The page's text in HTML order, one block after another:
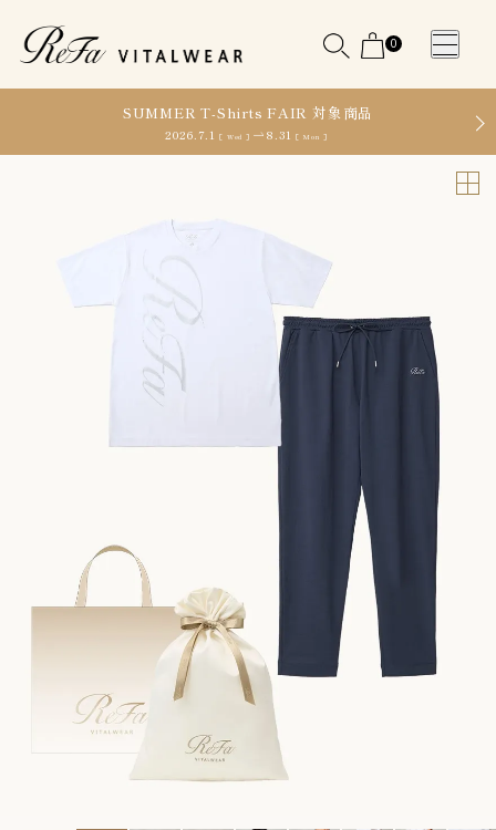
0
メディ
カル
ピロー
メディ
カル
ピロー
SUMMER T-Shirts FAIR 対象商品
2026.7.1 ［ Wed ］ 8.31 ［ Mon ］